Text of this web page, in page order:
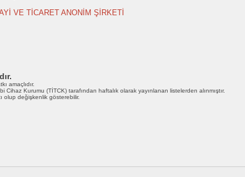
VE TİCARET ANONİM ŞİRKETİ
amaçlıdır.
Cihaz Kurumu (TİTCK) tarafından haftalık olarak yayınlanan listelerden alınmıştır.
olup değişkenlik gösterebilir.